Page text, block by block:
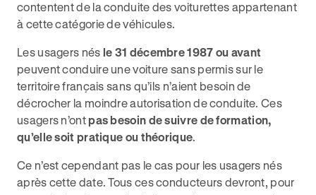
contentent de la conduite des voiturettes appartenant
à cette catégorie de véhicules.
Les usagers nés le 31 décembre 1987 ou avant
peuvent conduire une voiture sans permis sur le
territoire français sans qu’ils n’aient besoin de
décrocher la moindre autorisation de conduite. Ces
usagers n’ontpas besoin de suivre de formation,
qu’elle soit pratique ou théorique.
Ce n’est cependant pas le cas pour les usagers nés
après cette date. Tous ces conducteurs devront, pour